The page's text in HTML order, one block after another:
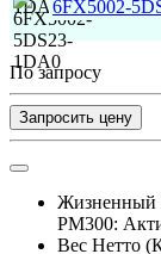
6FX5002-
По запросу
Запросить цену
Жизненный
PM300:
Вес Нетто